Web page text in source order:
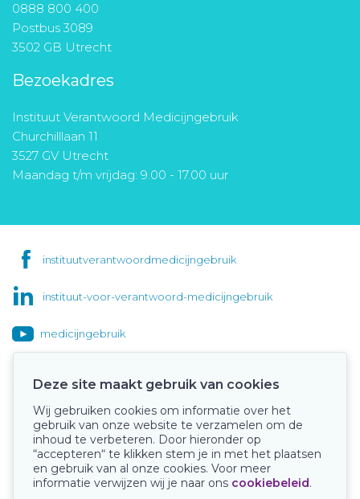
0888 800 400
Postbus 3089
3502 GB Utrecht
Bezoekadres
Instituut Verantwoord Medicijngebruik
Churchilllaan 11
3527 GV Utrecht
Maandag t/m vrijdag: 9.00 - 17.00 uur
instituutverantwoordmedicijngebruik
instituut-voor-verantwoord-medicijngebruik
medicijngebruik
Onze keurmerken
Deze site maakt gebruik van cookies
Wij gebruiken cookies om informatie over het
gebruik van onze website te verzamelen om de
inhoud te verbeteren. Door hieronder op
“accepteren“ te klikken stem je in met het plaatsen
en gebruik van al onze cookies. Voor meer
informatie verwijzen wij je naar ons cookiebeleid.